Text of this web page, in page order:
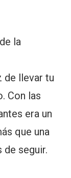
la
de llevar tu
Con las
era un
que una
seguir.